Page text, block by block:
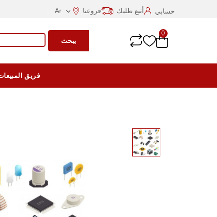
Ar  فروعنا أتبع طلبك حسابي
يبحث
0
فريق